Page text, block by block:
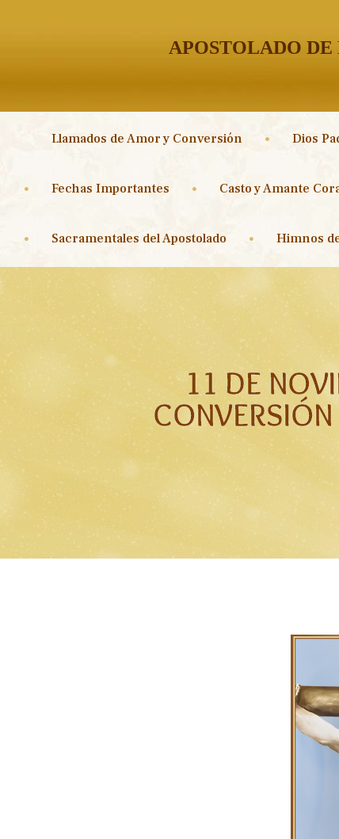
APOSTOLADO DE
Llamados de Amor y Conversión Dios
Fechas Importantes Casto y Amante
Sacramentales del Apostolado Himnos
11 DE